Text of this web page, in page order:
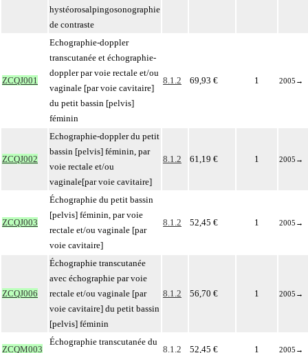
hystéorosalpingosonographie
de contraste
ZCQJ001
Echographie-doppler
transcutanée et échographie-
doppler par voie rectale et/ou
vaginale [par voie cavitaire]
du petit bassin [pelvis]
féminin
8.1.2 69,93 € 1 2005 →
ZCQJ002
Echographie-doppler du petit
bassin [pelvis] féminin, par
voie rectale et/ou
vaginale[par voie cavitaire]
8.1.2 61,19 € 1 2005 →
ZCQJ003
Échographie du petit bassin
[pelvis] féminin, par voie
rectale et/ou vaginale [par
voie cavitaire]
8.1.2 52,45 € 1 2005 →
ZCQJ006
Échographie transcutanée
avec échographie par voie
rectale et/ou vaginale [par
voie cavitaire] du petit bassin
[pelvis] féminin
8.1.2 56,70 € 1 2005 →
ZCQM003
Échographie transcutanée du
8.1.2 52,45 € 1 2005 →